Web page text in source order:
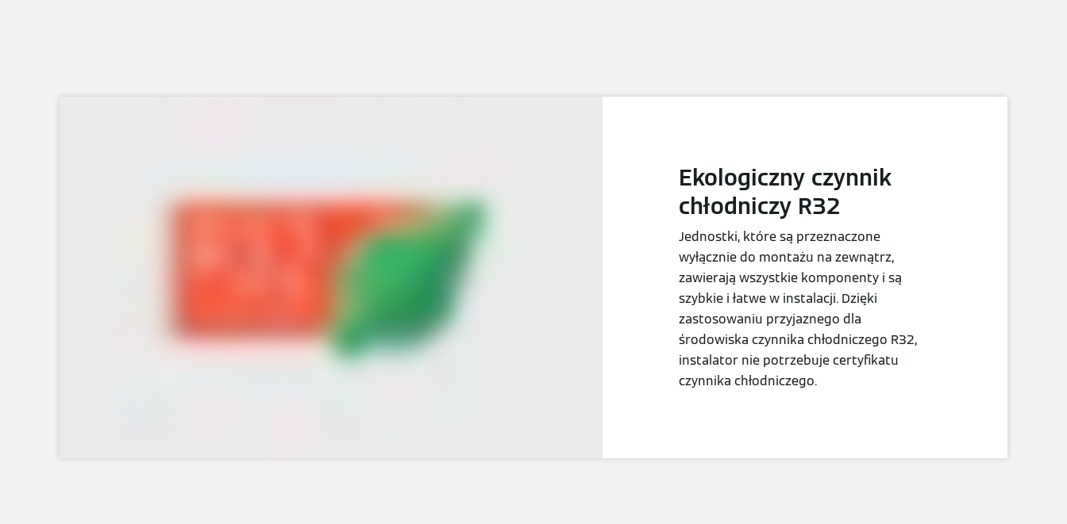
Ekologiczny czynnik
chłodniczy R32
Jednostki, które są przeznaczone
wyłącznie do montażu na zewnątrz,
zawierają wszystkie komponenty i są
szybkie i łatwe w instalacji. Dzięki
zastosowaniu przyjaznego dla
środowiska czynnika chłodniczego R32,
instalator nie potrzebuje certyfikatu
czynnika chłodniczego.